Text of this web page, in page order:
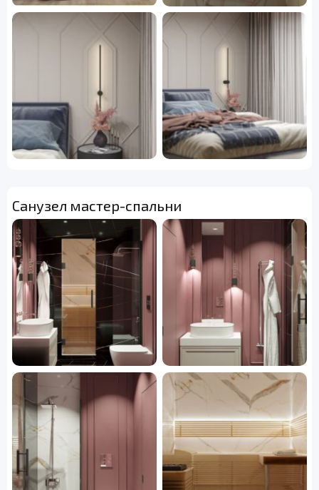
Санузел мастер-спальни